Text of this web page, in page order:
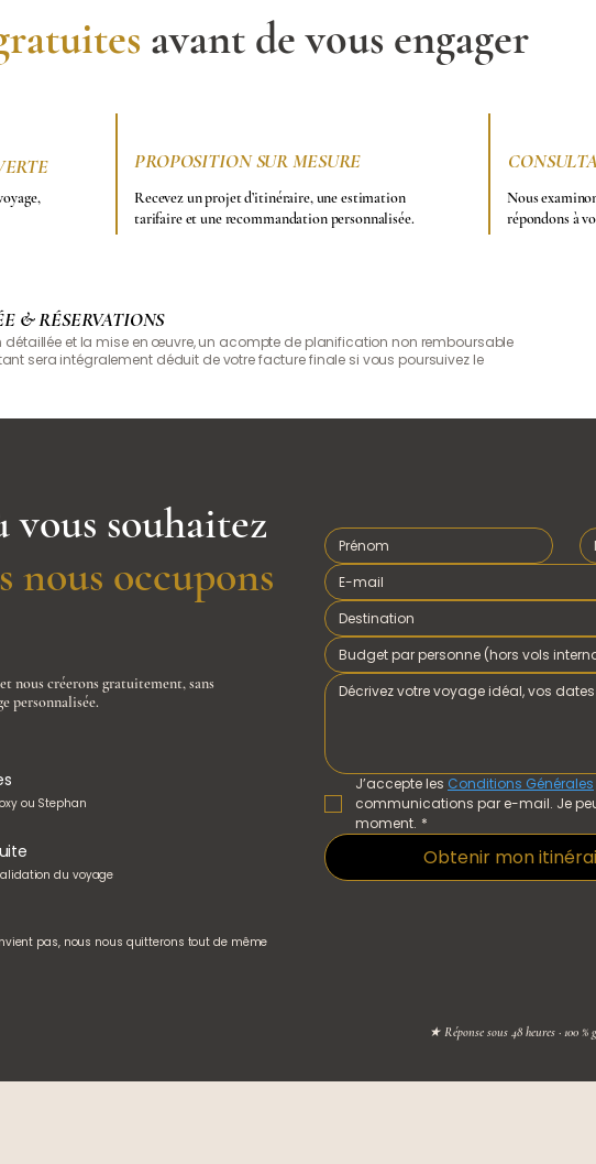
avant de vous engager
Recevez un projet d’itinéraire, une estimation
tarifaire et une recommandation personnalisée.
PROPOSITION SUR MESURE
Nous
répondons à
& RÉSERVATIONS
et la mise en œuvre, un acompte de planification non remboursable
sera intégralement déduit de votre facture finale si vous poursuivez le
vous souhaitez
nous occupons
nous créerons gratuitement, sans
personnalisée.
ou Stephan
du voyage
pas, nous nous quitterons tout de même
Budget par personne (hors vols
J’accepte les Conditions Générales
communications par e-mail. Je
moment. *
Obtenir mon
★ Réponse sous 48 heures · 100